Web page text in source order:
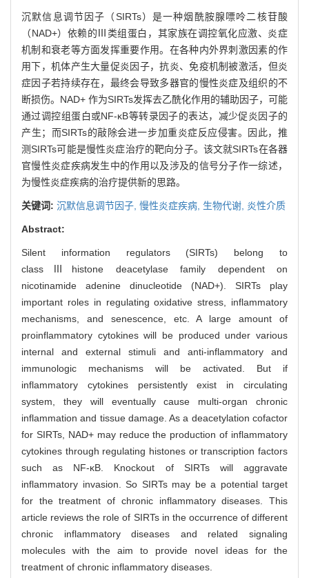
沉默信息调节因子（SIRTs）是一种烟酰胺腺嘌呤二核苷酸
（NAD+）依赖的Ⅲ类组蛋白，其家族在调控氧化应激、炎症
机制和衰老等方面发挥重要作用。在各种内外界刺激因素的作
用下，机体产生大量促炎因子，抗炎、免疫机制被激活，但炎
症因子若持续存在，最终会导致多器官的慢性炎症及组织的不
断损伤。NAD+ 作为SIRTs发挥去乙酰化作用的辅助因子，可能
通过调控组蛋白或NF-κB等转录因子的表达，减少促炎因子的
产生；而SIRTs的敲除会进一步加重炎症反应侵害。因此，推
测SIRTs可能是慢性炎症治疗的靶向分子。该文就SIRTs在各器
官慢性炎症疾病发生中的作用以及涉及的信号分子作一综述，
为慢性炎症疾病的治疗提供新的思路。
关键词: 沉默信息调节因子, 慢性炎症疾病, 生物代谢, 炎性介质
Abstract:
Silent information regulators (SIRTs) belong to
classⅢhistone deacetylase family dependent on
nicotinamide adenine dinucleotide (NAD+). SIRTs play
important roles in regulating oxidative stress, inflammatory
mechanisms, and senescence, etc. A large amount of
proinflammatory cytokines will be produced under various
internal and external stimuli and anti-inflammatory and
immunologic mechanisms will be activated. But if
inflammatory cytokines persistently exist in circulating
system, they will eventually cause multi-organ chronic
inflammation and tissue damage. As a deacetylation cofactor
for SIRTs, NAD+ may reduce the production of inflammatory
cytokines through regulating histones or transcription factors
such as NF-κB. Knockout of SIRTs will aggravate
inflammatory invasion. So SIRTs may be a potential target
for the treatment of chronic inflammatory diseases. This
article reviews the role of SIRTs in the occurrence of different
chronic inflammatory diseases and related signaling
molecules with the aim to provide novel ideas for the
treatment of chronic inflammatory diseases.